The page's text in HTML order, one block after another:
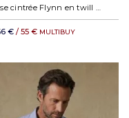
€ / 55 € MULTIBUY